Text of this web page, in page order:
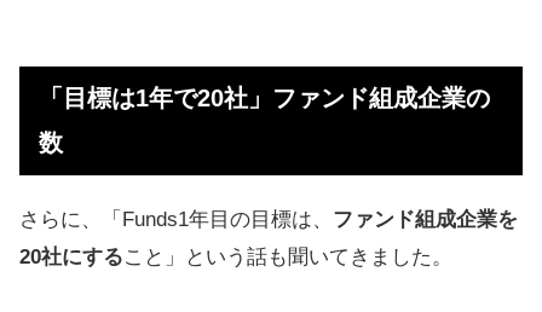
「目標は1年で20社」ファンド組成企業の
数
さらに、「Funds1年目の目標は、 ファンド組成企業を
20社にすること」という話も聞いてきました。